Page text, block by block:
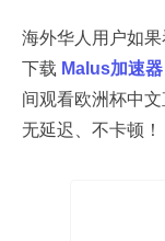
海外华人用户如
下载 Malus加速器
间观看欧洲杯中
无延迟、不卡顿！